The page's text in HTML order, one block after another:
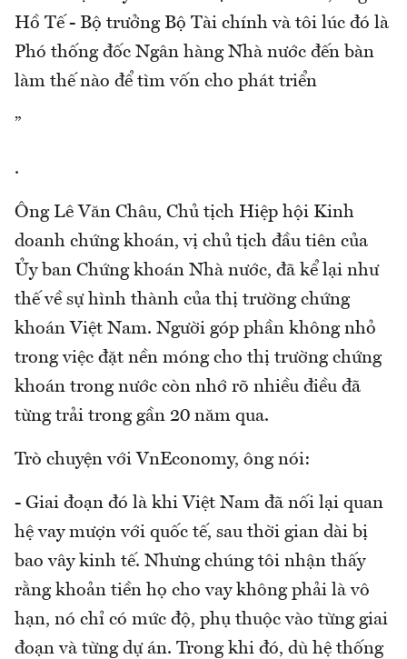
Hồ Tế - Bộ trưởng Bộ Tài chính và tôi lúc đó là
Phó thống đốc Ngân hàng Nhà nước đến bàn
làm thế nào để tìm vốn cho phát triển
”
.
Ông Lê Văn Châu, Chủ tịch Hiệp hội Kinh
doanh chứng khoán, vị chủ tịch đầu tiên của
Ủy ban Chứng khoán Nhà nước, đã kể lại như
thế về sự hình thành của thị trường chứng
khoán Việt Nam. Người góp phần không nhỏ
trong việc đặt nền móng cho thị trường chứng
khoán trong nước còn nhớ rõ nhiều điều đã
từng trải trong gần 20 năm qua.
Trò chuyện với VnEconomy, ông nói:
- Giai đoạn đó là khi Việt Nam đã nối lại quan
hệ vay mượn với quốc tế, sau thời gian dài bị
bao vây kinh tế. Nhưng chúng tôi nhận thấy
rằng khoản tiền họ cho vay không phải là vô
hạn, nó chỉ có mức độ, phụ thuộc vào từng giai
đoạn và từng dự án. Trong khi đó, dù hệ thống